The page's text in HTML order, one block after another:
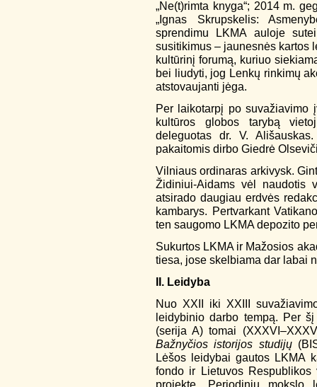
„Ne(t)rimta knyga“; 2014 m.
„Ignas Skrupskelis:
sprendimu LKMA auloje
susitikimus – jaunesnės kartos
kultūrinį forumą, kuriuo
bei liudyti, jog Lenkų rinkimų
atstovaujanti jėga.
Per laikotarpį po suvažiavimo
kultūros globos tarybą
deleguotas dr. V.
pakaitomis dirbo Giedrė
Vilniaus ordinaras arkivysk.
Židiniui-Aidams vėl naudotis
atsirado daugiau erdvės
kambarys. Pertvarkant
ten saugomo LKMA depozito
Sukurtos LKMA ir Mažosios
tiesa, jose skelbiama dar labai
II. Leidyba
Nuo XXII iki XXIII
leidybinio darbo tempą. Per
(serija A) tomai
Bažnyčios istorijos studijų
Lėšos leidybai gautos LKMA
fondo ir Lietuvos Respublikos
projekte „Periodinių